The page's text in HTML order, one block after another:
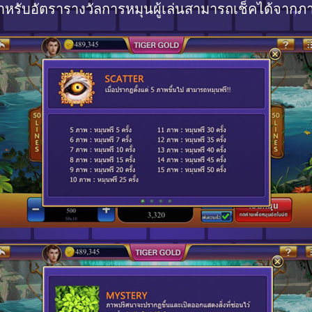
หรับอัตรารางวัลการหมุนผู้เล่นสามารถเช็คได้จากภ